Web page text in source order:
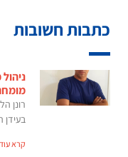
כתבות חשובות
בעידן
קרא